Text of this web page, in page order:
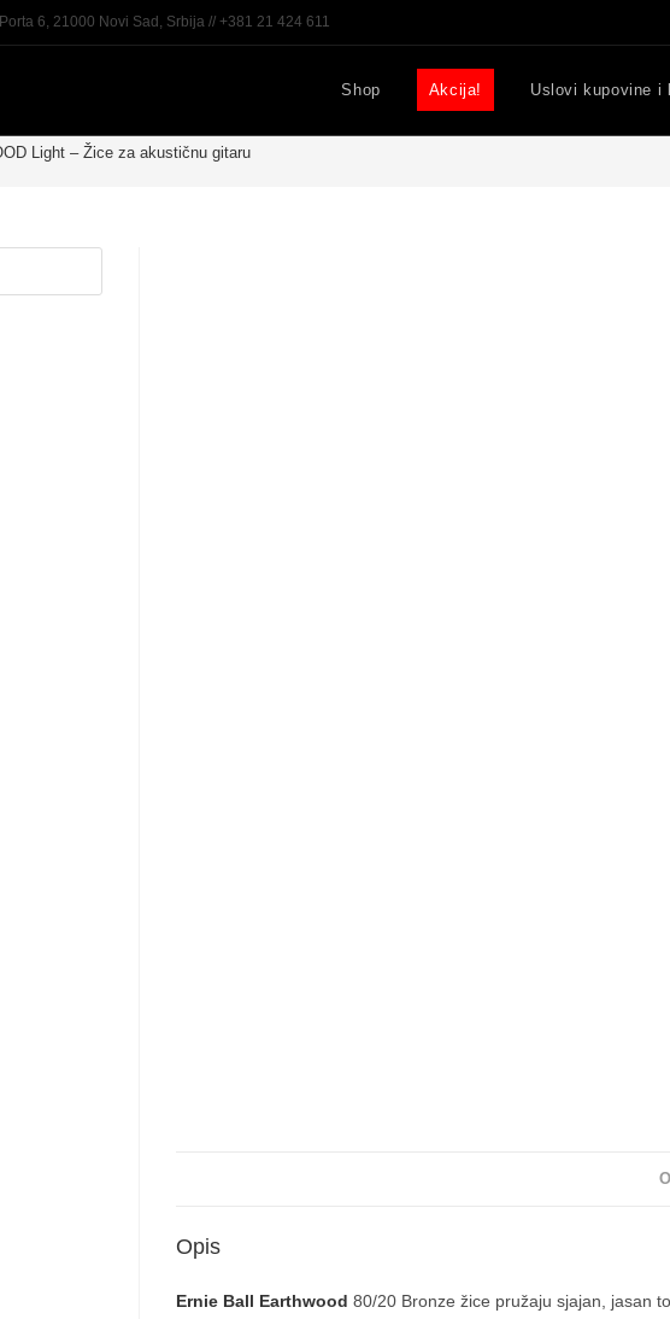
6, 21000 Novi Sad, Srbija // +381 21 424 611
Shop Akcija! Uslovi kupovine i
Light – Žice za akustičnu gitaru
Opis
Ernie Ball Earthwood 80/20 Bronze žice pružaju sjajan, jasan